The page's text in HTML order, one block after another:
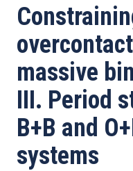
de
ayuda
a
la
navegación
massive
III. Period
B+B and
systems